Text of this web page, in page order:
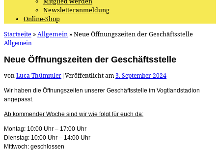
Newsletteranmeldung
Online-Shop
Startseite »Allgemein »Neue Öffnungszeiten der Geschäftsstelle
Allgemein
Neue Öffnungszeiten der Geschäftsstelle
vonLuca Thümmler|Veröffentlicht am3. September 2024
Wir haben die Öffnungszeiten unserer Geschäftsstelle im Vogtlandstadion
angepasst.
Ab kommender Woche sind wir wie folgt für euch da:
Montag: 10:00 Uhr – 17:00 Uhr
Dienstag: 10:00 Uhr – 14:00 Uhr
Mittwoch: geschlossen